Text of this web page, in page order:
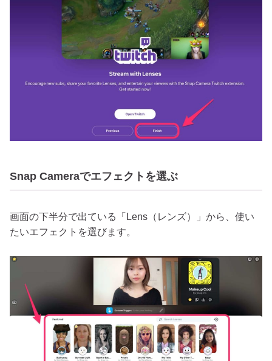
Snap Cameraでエフェクトを選ぶ
画面の下半分で出ている「Lens（レンズ）」から、使い
たいエフェクトを選びます。